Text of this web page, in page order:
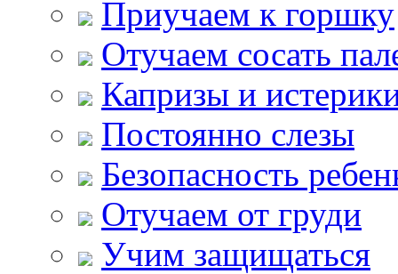
Приучаем к горшку
Отучаем сосать
Капризы и
Постоянно слезы
Безопасность
Отучаем от груди
Учим защищаться